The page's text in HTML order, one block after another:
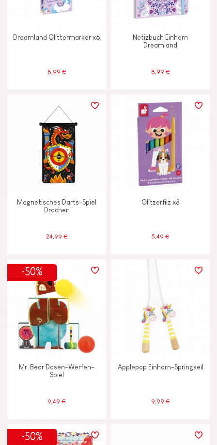
Dreamland Glittermarker x6
8,99 €
Notizbuch Einhorn
Dreamland
8,99 €
Magnetisches Darts-Spiel
Drachen
24,99 €
Glitzerfilz x8
5,49 €
-50%
Mr. Bear Dosen-Werfen-
Spiel
9,49 €
Applepop Einhorn-Springseil
9,99 €
-50%